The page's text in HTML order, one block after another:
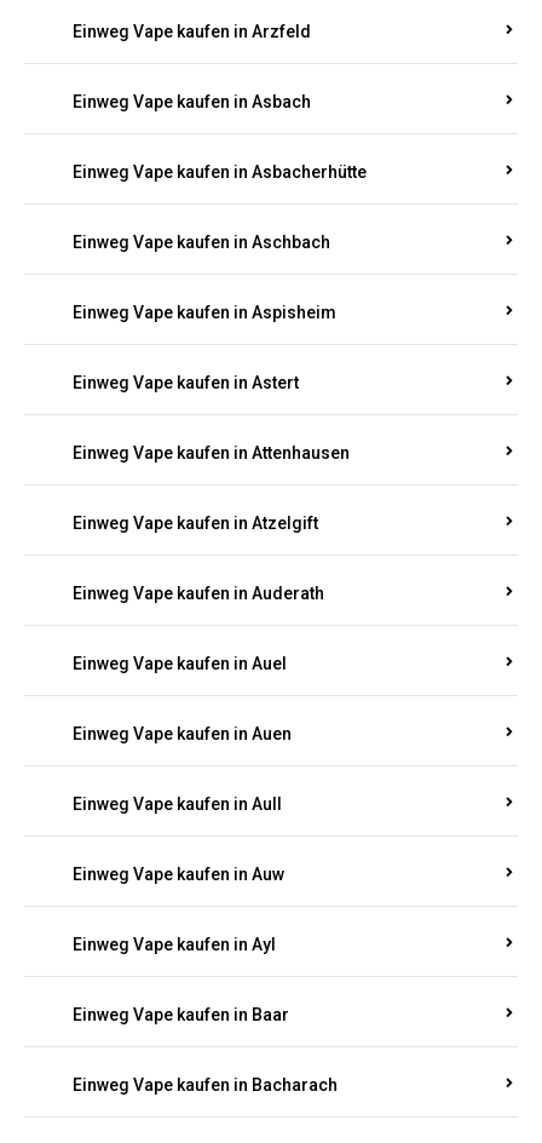
Einweg Vape kaufen in Arzfeld
Einweg Vape kaufen in Asbach
Einweg Vape kaufen in Asbacherhütte
Einweg Vape kaufen in Aschbach
Einweg Vape kaufen in Aspisheim
Einweg Vape kaufen in Astert
Einweg Vape kaufen in Attenhausen
Einweg Vape kaufen in Atzelgift
Einweg Vape kaufen in Auderath
Einweg Vape kaufen in Auel
Einweg Vape kaufen in Auen
Einweg Vape kaufen in Aull
Einweg Vape kaufen in Auw
Einweg Vape kaufen in Ayl
Einweg Vape kaufen in Baar
Einweg Vape kaufen in Bacharach